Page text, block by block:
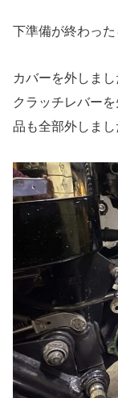
下準備が終わった
カバーを外しま
クラッチレバー
品も全部外しまし